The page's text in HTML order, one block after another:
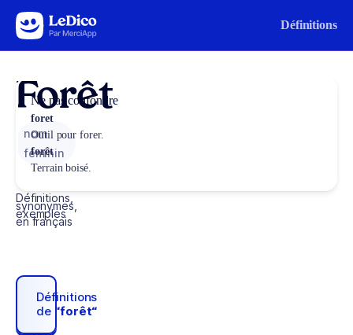
Aller au contenu Définitions
Forêt
nom
féminin
Définitions,
synonymes,
exemples
en français
Définitions
de “forêt“
Ne pas confondre
foret
Outil pour forer.
forêt
Terrain boisé.